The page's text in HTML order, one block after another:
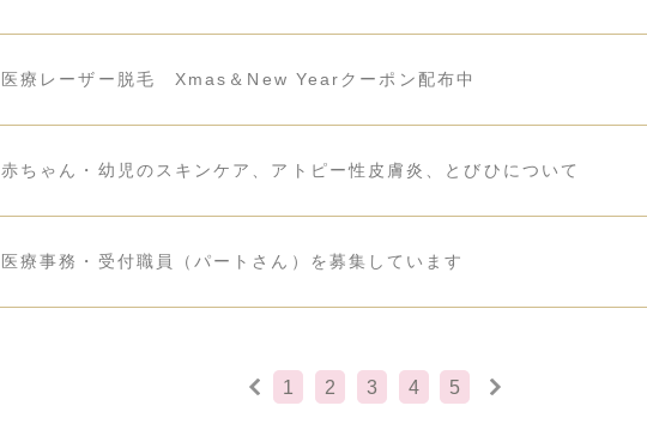
医療レーザー脱毛 Xmas＆New Yearクーポン配布中
赤ちゃん・幼児のスキンケア、アトピー性皮膚炎、とびひについて
医療事務・受付職員（パートさん）を募集しています
1 2 3 4 5